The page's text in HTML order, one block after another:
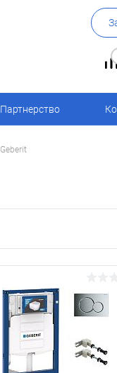
Партнерство
Geberit